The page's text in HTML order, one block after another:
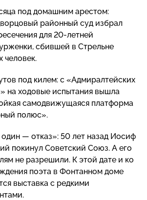
под домашним арестом:
районный суд избрал
для 20-летней
сбившей в Стрельне
человек.
под килем: с «Адмиралтейских
на ходовые испытания вышла
самодвижущаяся платформа
полюс».
— отказ»: 50 лет назад Иосиф
покинул Советский Союз. А его
не разрешили. К этой дате и ко
поэта в Фонтанном доме
выставка с редкими